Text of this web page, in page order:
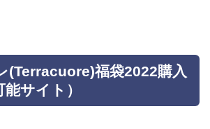
(Terracuore)福袋2022購入
サイト）